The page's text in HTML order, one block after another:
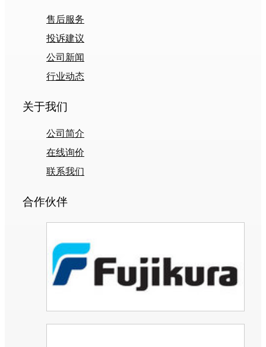
售后服务
投诉建议
公司新闻
行业动态
关于我们
公司简介
在线询价
联系我们
合作伙伴